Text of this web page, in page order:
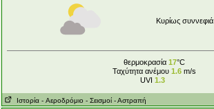
Κυρίως συννεφιά
θερμοκρασία17°C
Ταχύτητα ανέμου 1.6 m/s
UVI 1.3
Ιστορία - Aεροδρόμιο - Σεισμοί - Αστραπή